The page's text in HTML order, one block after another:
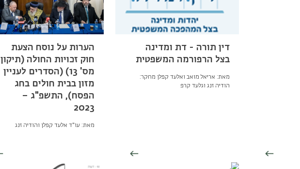
דין תורה - דת ומדינה
בצל הרפורמה המשפטית
מאת: אריאל מואב ואלעד קפלן מחקר:
הודיה זנג וגלעד קרפ
הערות על נוסח הצעת
חוק זכויות החולה (תיקון
מס' 13) (הסדרים לעניין
מזון בבית חולים בחג
הפסח), התשפ"ג –
2023
מאת: עו"ד אלעד קפלן והודיה זנג